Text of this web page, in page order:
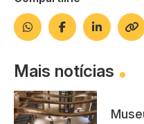
Mais notícias